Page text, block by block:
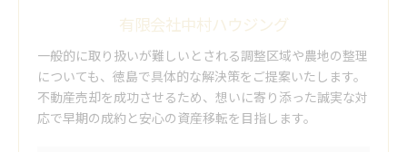
有限会社中村ハウジング
一般的に取り扱いが難しいとされる調整区域や農地の整理
についても、徳島で具体的な解決策をご提案いたします。
不動産売却を成功させるため、想いに寄り添った誠実な対
応で早期の成約と安心の資産移転を目指します。